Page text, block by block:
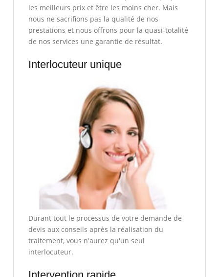
les meilleurs prix et être les moins cher. Mais
nous ne sacrifions pas la qualité de nos
prestations et nous offrons pour la quasi-totalité
de nos services une garantie de résultat.
Interlocuteur unique
Durant tout le processus de votre demande de
devis aux conseils après la réalisation du
traitement, vous n'aurez qu'un seul
interlocuteur.